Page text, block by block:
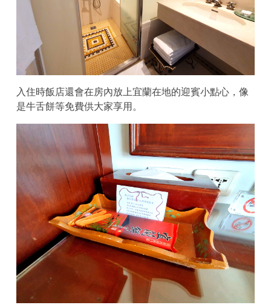
入住時飯店還會在房內放上宜蘭在地的迎賓小點心，像
是牛舌餅等免費供大家享用。